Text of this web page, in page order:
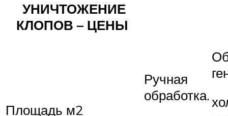
УНИЧТОЖЕНИЕ
КЛОПОВ – ЦЕНЫ
Площадь м2
Ручная
обработка.